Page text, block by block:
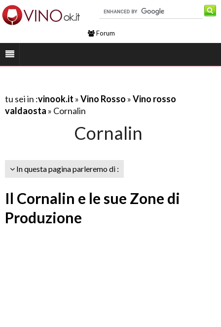
Forum
tu sei in :vinook.it »Vino Rosso »Vino rosso
valdaosta » Cornalin
Cornalin
In questa pagina parleremo di :
Il Cornalin e le sue Zone di
Produzione